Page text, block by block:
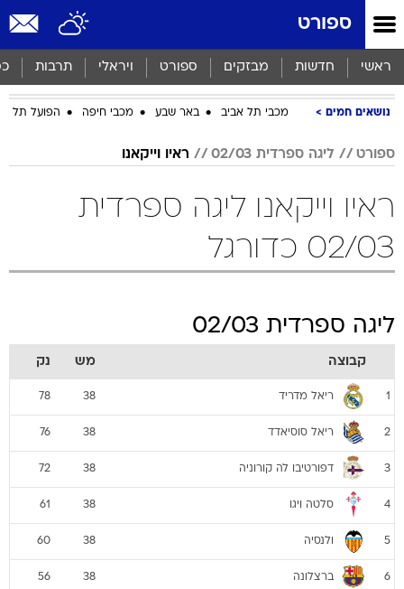
ספורט
ראשי חדשות מבזקים ספורט ויראלי תרבות
נושאים חמים מכבי תל אביב באר שבע מכבי חיפה הפועל תל
ספורט ליגה ספרדית 02/03 ראיו וייקאנו
ראיו וייקאנו ליגה ספרדית
02/03 כדורגל
ליגה ספרדית 02/03
קבוצה מש נק
1 ריאל מדריד 38
78
2 ריאל סוסיאדד 38
76
3 דפורטיבו לה קורוניה 38
72
4 סלטה ויגו 38
61
5 ולנסיה 38
60
6 ברצלונה 38
56